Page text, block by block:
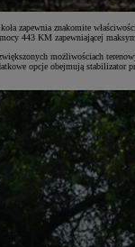
zapewnia znakomite
443 KM zapewniającej
możliwościach
opcje obejmują stabilizator